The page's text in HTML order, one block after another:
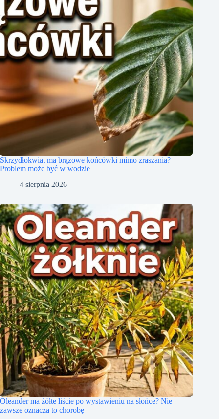
Skrzydłokwiat ma brązowe końcówki mimo zraszania?
Problem może być w wodzie
4 sierpnia 2026
Oleander ma żółte liście po wystawieniu na słońce? Nie
zawsze oznacza to chorobę